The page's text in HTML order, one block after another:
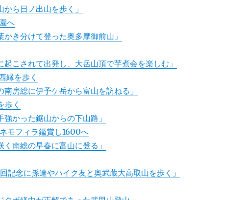
から日ノ出山を歩く」
へ
かき分けて登った奥多摩御前山」
起こされて出発し、大岳山頂で芋煮会を楽しむ」
縁を歩く
南房総に伊予ケ岳から富山を訪ねる」
歩く
強かった鋸山からの下山路」
モフィラ鑑賞し1600へ
く南総の早春に富山に登る」
記念に孫達やハイク友と奥武蔵大高取山を歩く」